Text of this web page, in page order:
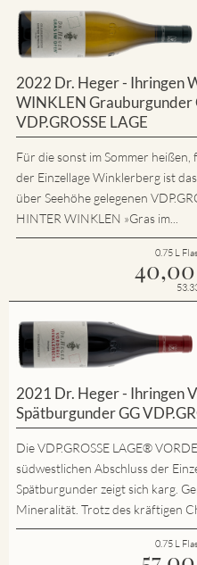
2022 Dr. Heger - Ihringen
WINKLEN Grauburgunder
VDP.GROSSE LAGE
Für die sonst im Sommer
der Einzellage Winklerberg ist
über Seehöhe gelegenen
HINTER WINKLEN »Gras im...
0.75 L
40,00
2021 Dr. Heger - Ihringen
Spätburgunder GG
Die VDP.GROSSE LAGE®
südwestlichen Abschluss der
Spätburgunder zeigt sich karg.
Mineralität. Trotz des kräftigen
0.75 L